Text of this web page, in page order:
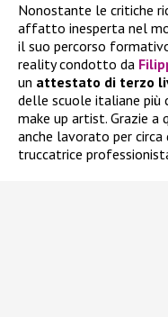
Nonostante le critiche
affatto inesperta nel
il suo percorso
reality condotto da
un attestato di terzo
delle scuole italiane più
make up artist. Grazie a
anche lavorato per
truccatrice